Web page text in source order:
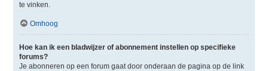
te vinken.
Omhoog
Hoe kan ik een bladwijzer of abonnement instellen op specifieke
forums?
Je abonneren op een forum gaat door onderaan de pagina op de link